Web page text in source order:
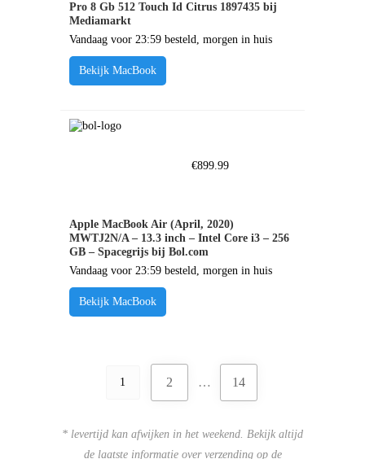
Pro 8 Gb 512 Touch Id Citrus 1897435 bij
Mediamarkt
Vandaag voor 23:59 besteld, morgen in huis
Bekijk MacBook
€899.99
Apple MacBook Air (April, 2020)
MWTJ2N/A – 13.3 inch – Intel Core i3 – 256
GB – Spacegrijs bij Bol.com
Vandaag voor 23:59 besteld, morgen in huis
Bekijk MacBook
1 2 … 14
* levertijd kan afwijken in het weekend. Bekijk altijd
de laatste informatie over verzending op de